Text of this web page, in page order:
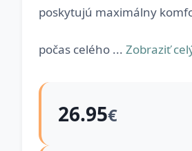
poskytujú maximálny
počas celého ... Zobraziť
26.95€